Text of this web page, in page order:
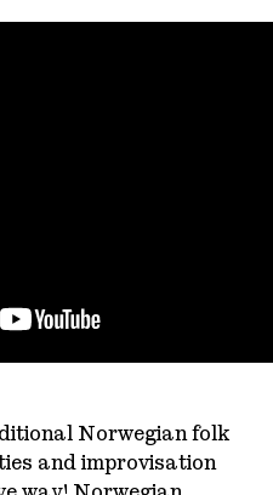
Norwegian folk
and improvisation